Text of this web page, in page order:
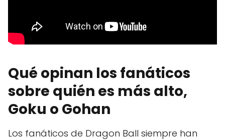
Qué opinan los fanáticos
sobre quién es más alto,
Goku o Gohan
Los fanáticos de Dragon Ball siempre han